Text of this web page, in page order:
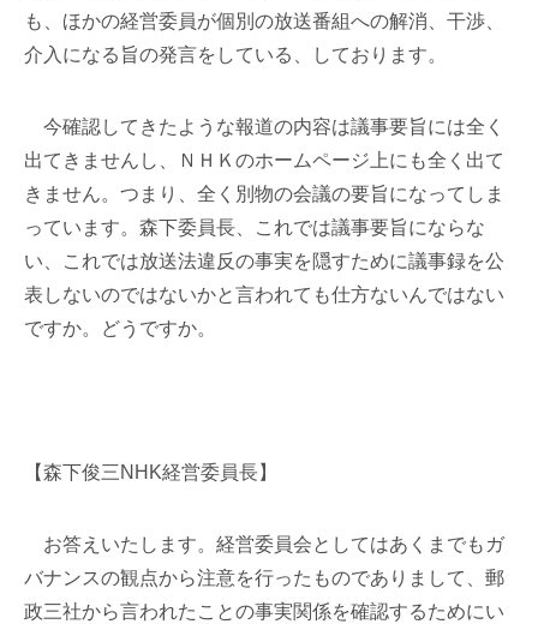
も、ほかの経営委員が個別の放送番組への解消、干渉、
介入になる旨の発言をしている、しております。
今確認してきたような報道の内容は議事要旨には全く
出てきませんし、ＮＨＫのホームページ上にも全く出て
きません。つまり、全く別物の会議の要旨になってしま
っています。森下委員長、これでは議事要旨にならな
い、これでは放送法違反の事実を隠すために議事録を公
表しないのではないかと言われても仕方ないんではない
ですか。どうですか。
【森下俊三NHK経営委員長】
お答えいたします。経営委員会としてはあくまでもガ
バナンスの観点から注意を行ったものでありまして、郵
政三社から言われたことの事実関係を確認するためにい